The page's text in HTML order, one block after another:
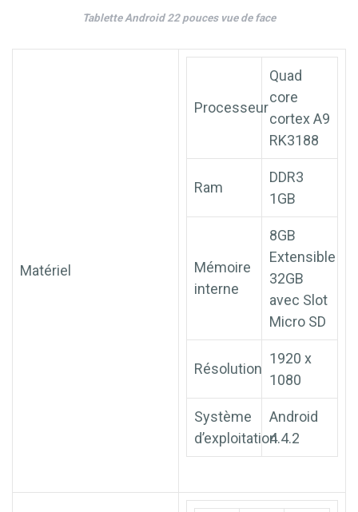
Tablette Android 22 pouces vue de face
Matériel
Processeur
Quad
core
cortex A9
RK3188
Ram
DDR3
1GB
Mémoire
interne
8GB
Extensible
32GB
avec Slot
Micro SD
Résolution
1920 x
1080
Système
d’exploitation
Android
4.4.2